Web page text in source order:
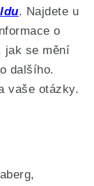
. Najdete u
o
jak se mění
dalšího.
vaše otázky.